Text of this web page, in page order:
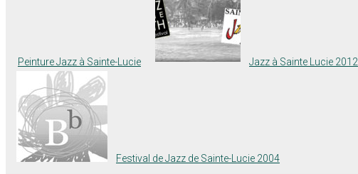
Peinture Jazz à Sainte-Lucie Jazz à Sainte Lucie 2012
Festival de Jazz de Sainte-Lucie 2004